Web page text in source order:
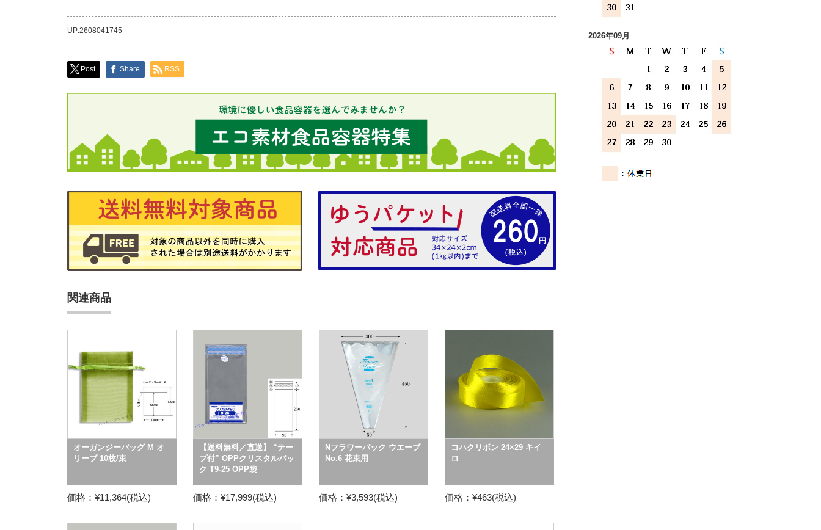
UP:2608041745
Post Share RSS
関連商品
オーガンジーバッグ M オ
リーブ 10枚/束
価格：¥11,364(税込)
【送料無料／直送】 “テー
プ付” OPPクリスタルパッ
ク T9-25 OPP袋
価格：¥17,999(税込)
Nフラワーパック ウエーブ
No.6 花束用
価格：¥3,593(税込)
コハクリボン 24×29 キイ
ロ
価格：¥463(税込)
2026年09月